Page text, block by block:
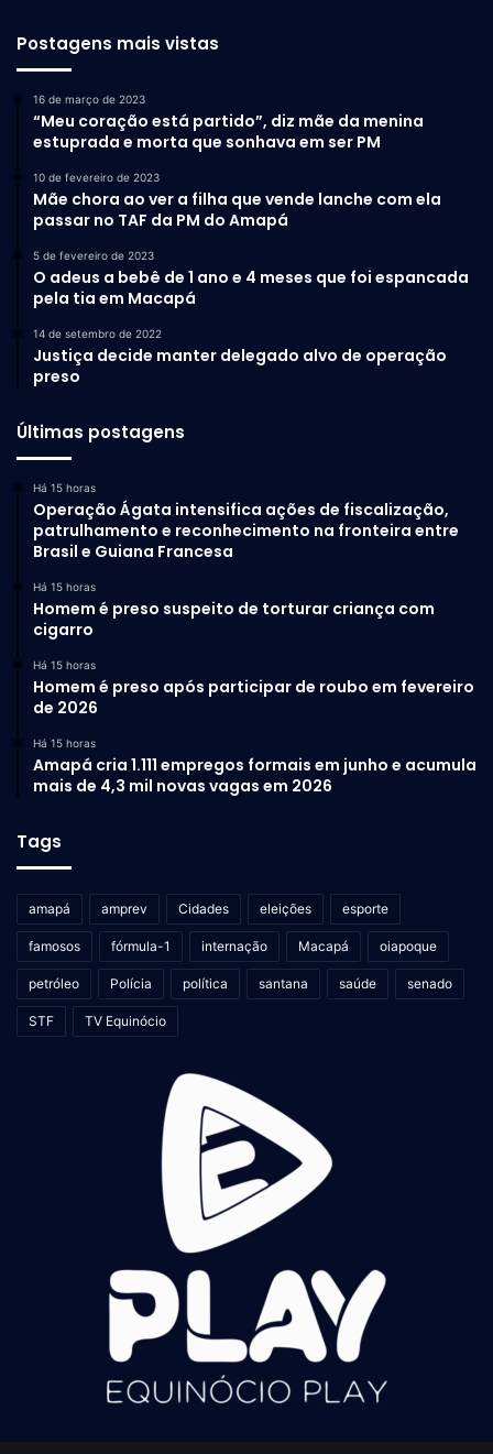
Postagens mais vistas
16 de março de 2023
“Meu coração está partido”, diz mãe da menina
estuprada e morta que sonhava em ser PM
10 de fevereiro de 2023
Mãe chora ao ver a filha que vende lanche com ela
passar no TAF da PM do Amapá
5 de fevereiro de 2023
O adeus a bebê de 1 ano e 4 meses que foi espancada
pela tia em Macapá
14 de setembro de 2022
Justiça decide manter delegado alvo de operação
preso
Últimas postagens
Há 15 horas
Operação Ágata intensifica ações de fiscalização,
patrulhamento e reconhecimento na fronteira entre
Brasil e Guiana Francesa
Há 15 horas
Homem é preso suspeito de torturar criança com
cigarro
Há 15 horas
Homem é preso após participar de roubo em fevereiro
de 2026
Há 15 horas
Amapá cria 1.111 empregos formais em junho e acumula
mais de 4,3 mil novas vagas em 2026
Tags
amapá amprev Cidades eleições esporte
famosos fórmula-1 internação Macapá oiapoque
petróleo Polícia política santana saúde senado
STF TV Equinócio